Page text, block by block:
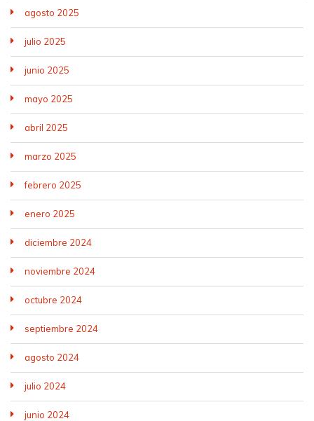
agosto 2025
julio 2025
junio 2025
mayo 2025
abril 2025
marzo 2025
febrero 2025
enero 2025
diciembre 2024
noviembre 2024
octubre 2024
septiembre 2024
agosto 2024
julio 2024
junio 2024